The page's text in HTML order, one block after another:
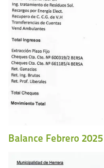
Balance Febrero 2025